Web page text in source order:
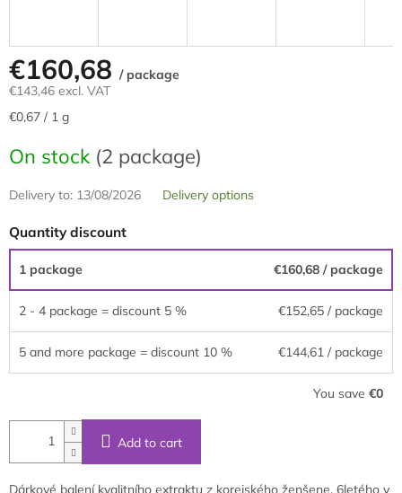
€160,68 / package
€143,46 excl. VAT
Measure
€0,67 / 1 g
On stock (2 package)
Delivery to: 13/08/2026 Delivery options
Quantity discount
1 package €160,68 / package
2 - 4 package = discount 5 % €152,65 / package
5 and more package = discount 10 % €144,61 / package
You save €0
Add to cart
Dárkové balení kvalitního extraktu z korejského ženšene, 6letého v